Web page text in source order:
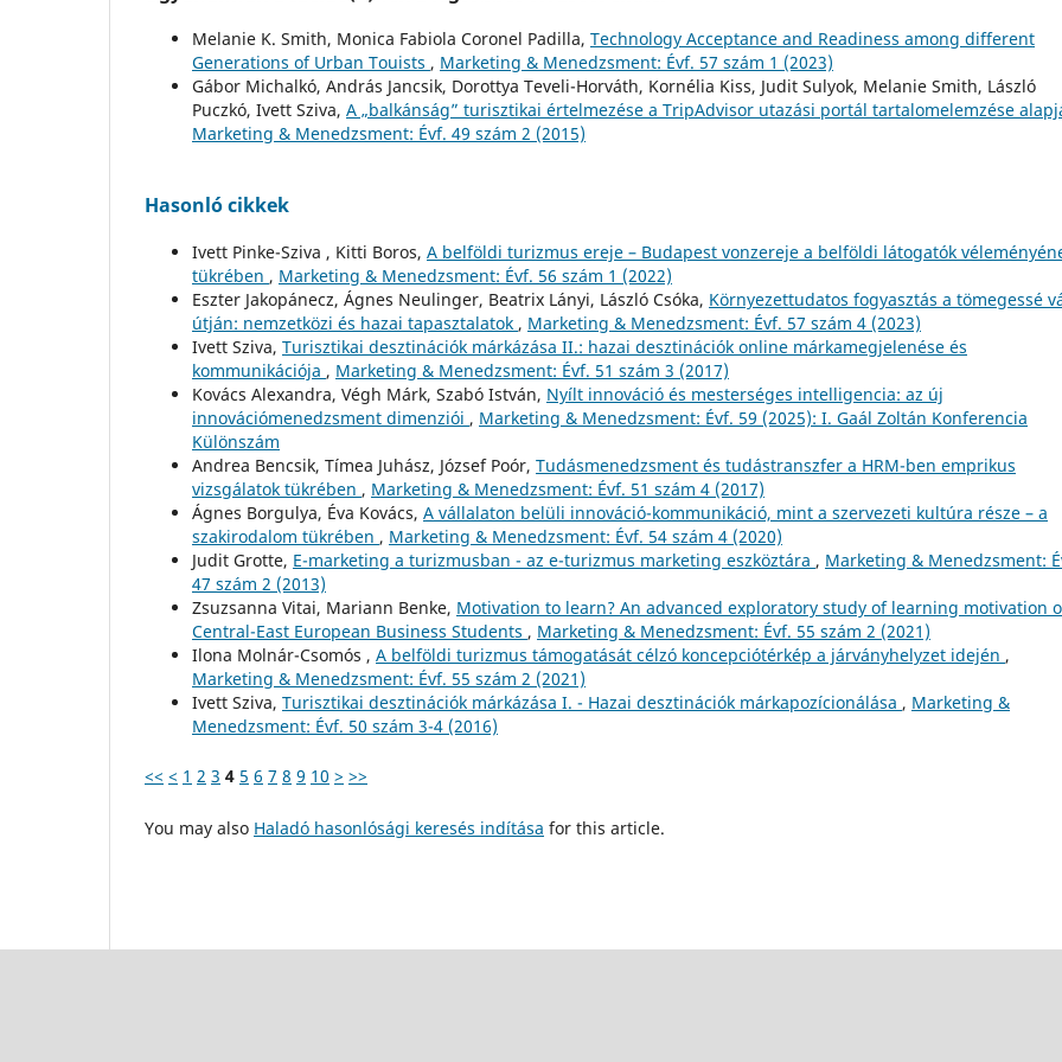
Melanie K. Smith, Monica Fabiola Coronel Padilla, Technology Acceptance and Readiness among different
Generations of Urban Touists , Marketing & Menedzsment: Évf. 57 szám 1 (2023)
Gábor Michalkó, András Jancsik, Dorottya Teveli-Horváth, Kornélia Kiss, Judit Sulyok, Melanie Smith, László
Puczkó, Ivett Sziva, A „balkánság” turisztikai értelmezése a TripAdvisor utazási portál tartalomelemzése
Marketing & Menedzsment: Évf. 49 szám 2 (2015)
Hasonló cikkek
Ivett Pinke-Sziva , Kitti Boros, A belföldi turizmus ereje – Budapest vonzereje a belföldi látogatók
tükrében , Marketing & Menedzsment: Évf. 56 szám 1 (2022)
Eszter Jakopánecz, Ágnes Neulinger, Beatrix Lányi, László Csóka, Környezettudatos fogyasztás a tömegessé
útján: nemzetközi és hazai tapasztalatok , Marketing & Menedzsment: Évf. 57 szám 4 (2023)
Ivett Sziva, Turisztikai desztinációk márkázása II.: hazai desztinációk online márkamegjelenése és
kommunikációja , Marketing & Menedzsment: Évf. 51 szám 3 (2017)
Kovács Alexandra, Végh Márk, Szabó István, Nyílt innováció és mesterséges intelligencia: az új
innovációmenedzsment dimenziói , Marketing & Menedzsment: Évf. 59 (2025): I. Gaál Zoltán Konferencia
Különszám
Andrea Bencsik, Tímea Juhász, József Poór, Tudásmenedzsment és tudástranszfer a HRM-ben emprikus
vizsgálatok tükrében , Marketing & Menedzsment: Évf. 51 szám 4 (2017)
Ágnes Borgulya, Éva Kovács, A vállalaton belüli innováció-kommunikáció, mint a szervezeti kultúra része – a
szakirodalom tükrében , Marketing & Menedzsment: Évf. 54 szám 4 (2020)
Judit Grotte, E-marketing a turizmusban - az e-turizmus marketing eszköztára , Marketing & Menedzsment:
47 szám 2 (2013)
Zsuzsanna Vitai, Mariann Benke, Motivation to learn? An advanced exploratory study of learning motivation
Central-East European Business Students , Marketing & Menedzsment: Évf. 55 szám 2 (2021)
Ilona Molnár-Csomós , A belföldi turizmus támogatását célzó koncepciótérkép a járványhelyzet idején ,
Marketing & Menedzsment: Évf. 55 szám 2 (2021)
Ivett Sziva, Turisztikai desztinációk márkázása I. - Hazai desztinációk márkapozícionálása , Marketing &
Menedzsment: Évf. 50 szám 3-4 (2016)
<< < 1 2 3 4 5 6 7 8 9 10 > >>
You may also Haladó hasonlósági keresés indítása for this article.